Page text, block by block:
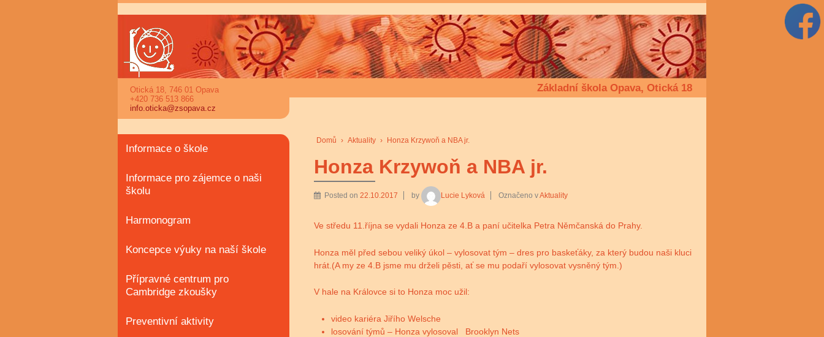
Základní škola Opava, Otická 18
Domů › Aktuality › Honza Krzywoň a NBA jr.
Honza Krzywoň a NBA jr.
Posted on22.10.2017 by Lucie Lyková Označeno vAktuality
Ve středu 11.října se vydali Honza ze 4.B a paní učitelka Petra Němčanská do Prahy.
Honza měl před sebou veliký úkol – vylosovat tým – dres pro baskeťáky, za který budou naši kluci
hrát.(A my ze 4.B jsme mu drželi pěsti, ať se mu podaří vylosovat vysněný tým.)
V hale na Královce si to Honza moc užil:
video kariéra Jiřího Welsche
losování týmů – Honza vylosoval Brooklyn Nets
Otická 18, 746 01 Opava
+420 736 513 866
info.oticka@zsopava.cz
Informace o škole
Informace pro zájemce o naši
školu
Harmonogram
Koncepce výuky na naší škole
Přípravné centrum pro
Cambridge zkoušky
Preventivní aktivity